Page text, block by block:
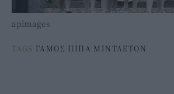
apimages
TAGS ΓΑΜΟΣ ΠΙΠΑ ΜΙΝΤΛΕΤΟΝ